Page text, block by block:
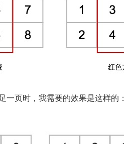
一页时，我需要的效果是这样的：